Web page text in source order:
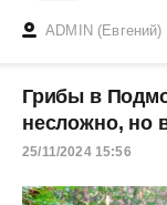
ADMIN (Евгений)
Грибы в
несложно, но
25/11/2024 15:56